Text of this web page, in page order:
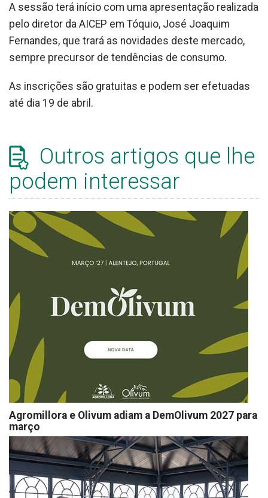
A sessão terá início com uma apresentação realizada
pelo diretor da AICEP em Tóquio, José Joaquim
Fernandes, que trará as novidades deste mercado,
sempre precursor de tendências de consumo.
As inscrições são gratuitas e podem ser efetuadas
até dia 19 de abril.
Outros artigos que lhe
podem interessar
Agromillora e Olivum adiam a DemOlivum 2027 para
março